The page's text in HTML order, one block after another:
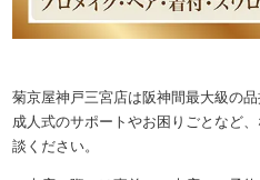
菊京屋神戸三宮店は阪神間最大級の品
成人式のサポートやお困りごとなど
談ください。